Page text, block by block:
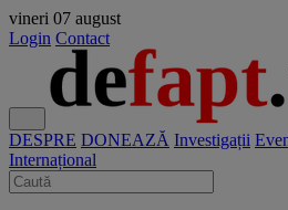
vineri 07 august
Login Contact
DESPRE DONEAZĂ Investigații
Internațional